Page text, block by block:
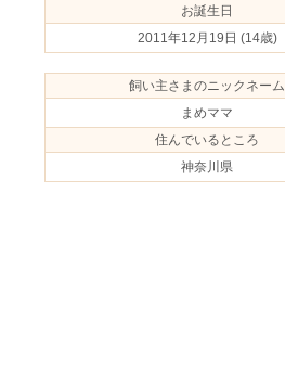
お誕生日
2011年12月19日 (14歳)
飼い主さまのニックネーム
まめママ
住んでいるところ
神奈川県